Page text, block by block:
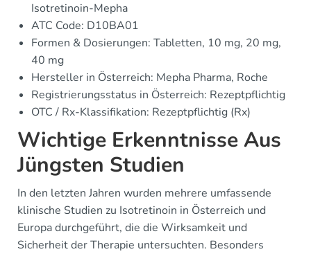
Isotretinoin-Mepha
ATC Code: D10BA01
Formen & Dosierungen: Tabletten, 10 mg, 20 mg,
40 mg
Hersteller in Österreich: Mepha Pharma, Roche
Registrierungsstatus in Österreich: Rezeptpflichtig
OTC / Rx-Klassifikation: Rezeptpflichtig (Rx)
Wichtige Erkenntnisse Aus
Jüngsten Studien
In den letzten Jahren wurden mehrere umfassende
klinische Studien zu Isotretinoin in Österreich und
Europa durchgeführt, die die Wirksamkeit und
Sicherheit der Therapie untersuchten. Besonders